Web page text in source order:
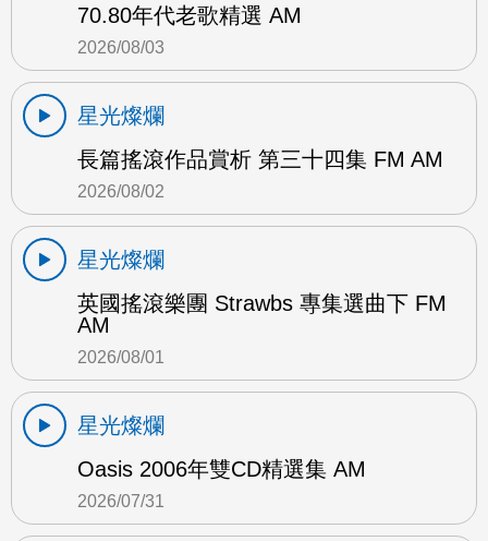
70.80年代老歌精選 AM
2026/08/03
星光燦爛
長篇搖滾作品賞析 第三十四集 FM AM
2026/08/02
星光燦爛
英國搖滾樂團 Strawbs 專集選曲下 FM
AM
2026/08/01
星光燦爛
Oasis 2006年雙CD精選集 AM
2026/07/31